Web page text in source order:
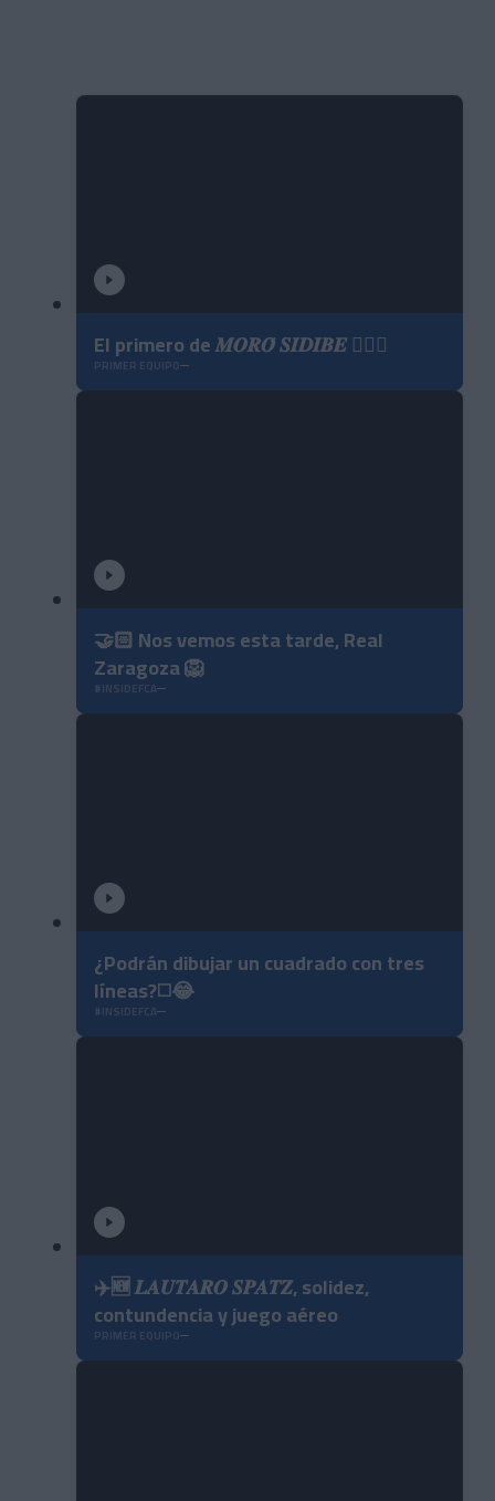
El primero de 𝑴𝑶𝑹𝑶́ 𝑺𝑰𝑫𝑰𝑩𝑬 ❤️‍🔥✅
PRIMER EQUIPO
🤝🏻 Nos vemos esta tarde, Real
Zaragoza 🦁
#INSIDEFCA
¿Podrán dibujar un cuadrado con tres
líneas?◻️😂
#INSIDEFCA
✈️🆕 𝑳𝑨𝑼𝑻𝑨𝑹𝑶 𝑺𝑷𝑨𝑻𝒁, solidez,
contundencia y juego aéreo
PRIMER EQUIPO